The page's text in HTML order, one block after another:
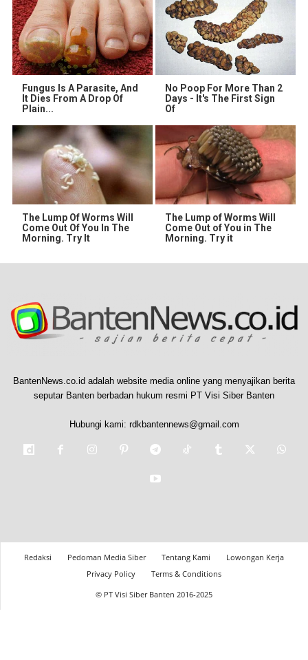
Fungus Is A Parasite, And
It Dies From A Drop Of
Plain...
No Poop For More Than 2
Days - It's The First Sign
Of
The Lump Of Worms Will
Come Out Of You In The
Morning. Try It
The Lump of Worms Will
Come Out of You in The
Morning. Try it
BantenNews.co.id adalah website media online yang menyajikan berita
seputar Banten berbadan hukum resmi PT Visi Siber Banten
Hubungi kami: rdkbantennews@gmail.com
Redaksi Pedoman Media Siber Tentang Kami
Lowongan Kerja
Privacy Policy
Terms & Conditions
© PT Visi Siber Banten 2016-2025